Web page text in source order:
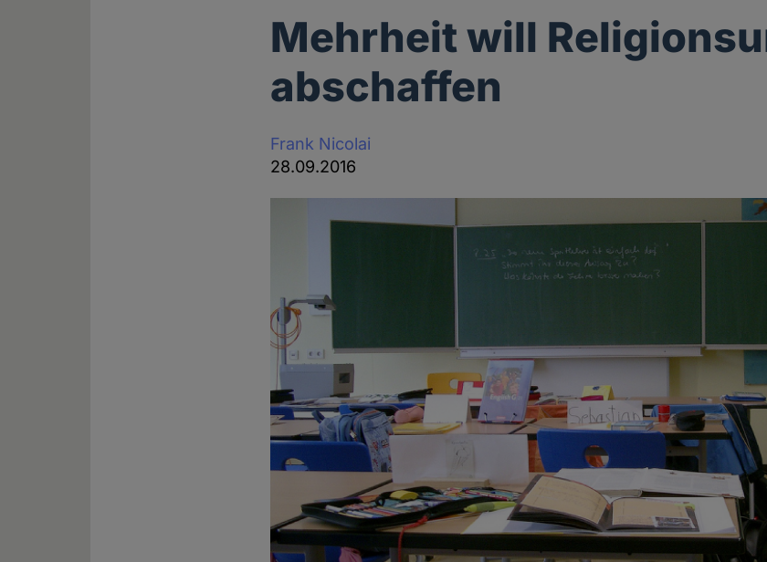
Mehrheit will
abschaffen
Frank Nicolai
28.09.2016